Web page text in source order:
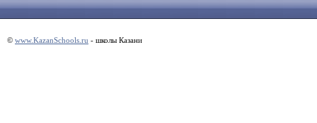
© www.KazanSchools.ru - школы Казани